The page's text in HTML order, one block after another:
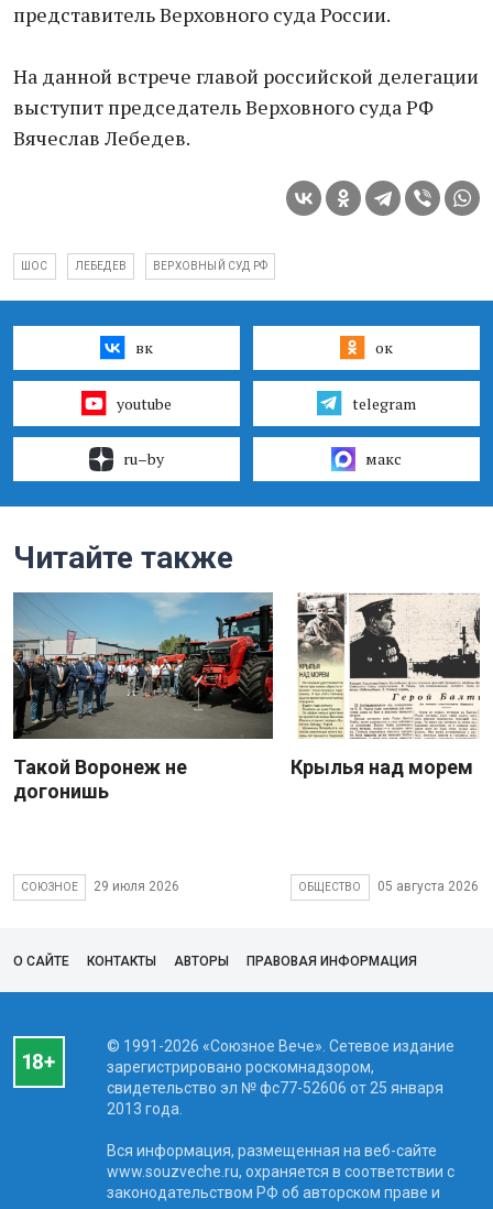
представитель Верховного суда России.
На данной встрече главой российской делегации
выступит председатель Верховного суда РФ
Вячеслав Лебедев.
ШОС ЛЕБЕДЕВ ВЕРХОВНЫЙ СУД РФ
вк ок
youtube telegram
ru–by макс
Читайте также
Такой Воронеж не
догонишь
СОЮЗНОЕ 29 июля 2026
Крылья над морем
ОБЩЕСТВО 05 августа 2026
О САЙТЕ КОНТАКТЫ АВТОРЫ ПРАВОВАЯ ИНФОРМАЦИЯ
© 1991-2026 «Союзное Вече». Сетевое издание
зарегистрировано роскомнадзором,
свидетельство эл № фc77-52606 от 25 января
2013 года.
Вся информация, размещенная на веб-сайте
www.souzveche.ru, охраняется в соответствии с
законодательством РФ об авторском праве и